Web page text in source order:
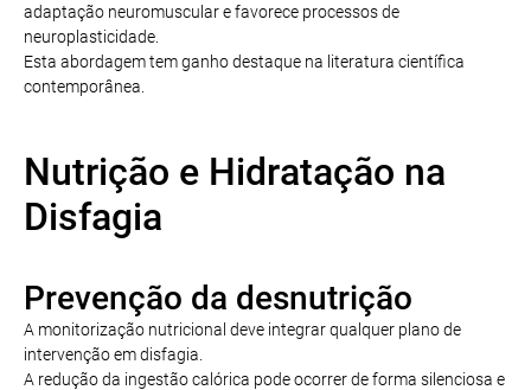
adaptação neuromuscular e favorece processos de
neuroplasticidade.
Esta abordagem tem ganho destaque na literatura científica
contemporânea.
Nutrição e Hidratação na
Disfagia
Prevenção da desnutrição
A monitorização nutricional deve integrar qualquer plano de
intervenção em disfagia.
A redução da ingestão calórica pode ocorrer de forma silenciosa e